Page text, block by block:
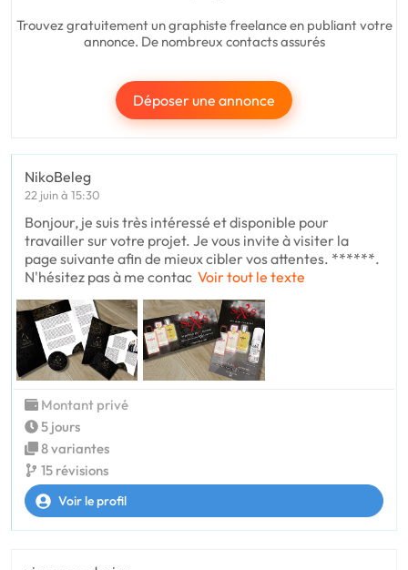
Trouvez gratuitement un graphiste freelance en publiant votre
annonce. De nombreux contacts assurés
Déposer une annonce
NikoBeleg
22 juin à 15:30
Bonjour, je suis très intéressé et disponible pour
travailler sur votre projet. Je vous invite à visiter la
page suivante afin de mieux cibler vos attentes. ******.
N'hésitez pas à me contac Voir tout le texte
Montant privé
5 jours
8 variantes
15 révisions
Voir le profil